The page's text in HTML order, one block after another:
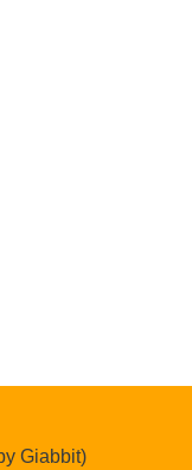
Giabbit)